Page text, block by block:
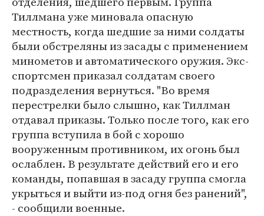
Тиллмана уже миновала опасную
местность, когда шедшие за ними солдаты
были обстреляны из засады с применением
минометов и автоматического оружия. Экс-
спортсмен приказал солдатам своего
подразделения вернуться. "Во время
перестрелки было слышно, как Тиллман
отдавал приказы. Только после того, как его
группа вступила в бой с хорошо
вооруженным противником, их огонь был
ослаблен. В результате действий его и его
команды, попавшая в засаду группа смогла
укрыться и выйти из-под огня без ранений",
- сообщили военные.